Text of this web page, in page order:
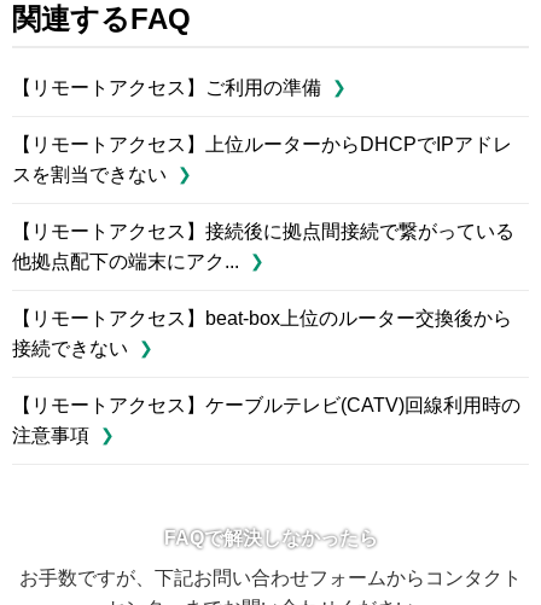
関連するFAQ
【リモートアクセス】ご利用の準備
【リモートアクセス】上位ルーターからDHCPでIPアドレ
スを割当できない
【リモートアクセス】接続後に拠点間接続で繋がっている
他拠点配下の端末にアク...
【リモートアクセス】beat-box上位のルーター交換後から
接続できない
【リモートアクセス】ケーブルテレビ(CATV)回線利用時の
注意事項
FAQで解決しなかったら
お手数ですが、下記お問い合わせフォームからコンタクト